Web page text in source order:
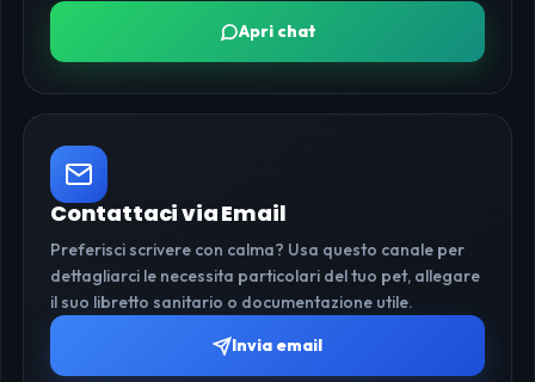
Apri chat
Contattaci via Email
Preferisci scrivere con calma? Usa questo canale per
dettagliarci le necessita particolari del tuo pet, allegare
il suo libretto sanitario o documentazione utile.
Invia email